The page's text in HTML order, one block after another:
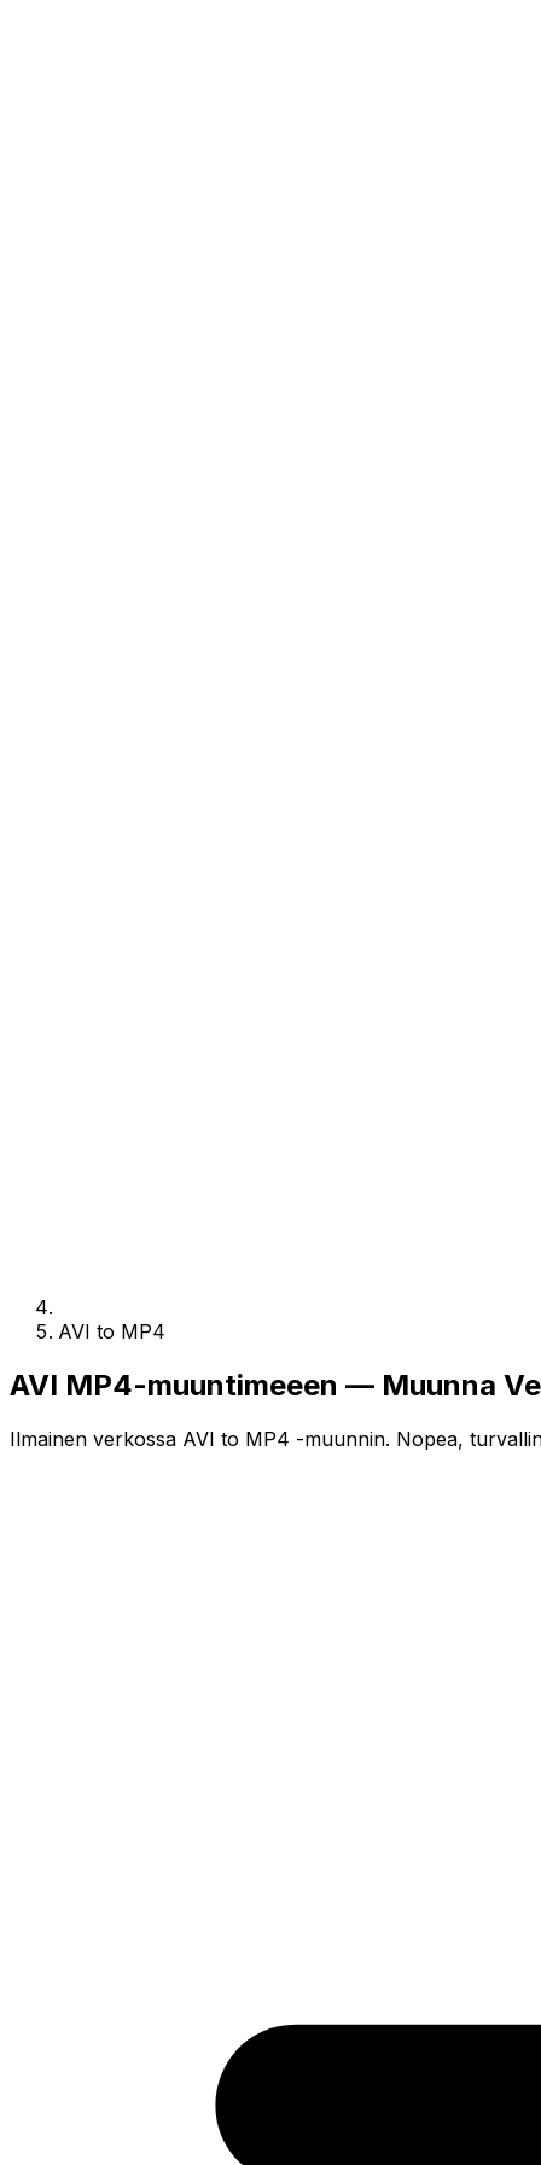
AVI to MP4
AVI MP4-muuntimeeen — Muunna
Ilmainen verkossa AVI to MP4 -muunnin. Nopea,